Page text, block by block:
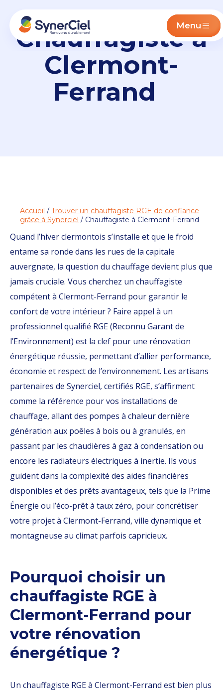
Menu
Chauffagiste à
Clermont-
Ferrand
Accueil / Trouver un chauffagiste RGE de confiance
grâce à Synerciel / Chauffagiste à Clermont-Ferrand
Quand l’hiver clermontois s’installe et que le froid
entame sa ronde dans les rues de la capitale
auvergnate, la question du chauffage devient plus que
jamais cruciale. Vous cherchez un chauffagiste
compétent à Clermont-Ferrand pour garantir le
confort de votre intérieur ? Faire appel à un
professionnel qualifié RGE (Reconnu Garant de
l’Environnement) est la clef pour une rénovation
énergétique réussie, permettant d’allier performance,
économie et respect de l’environnement. Les artisans
partenaires de Synerciel, certifiés RGE, s’affirment
comme la référence pour vos installations de
chauffage, allant des pompes à chaleur dernière
génération aux poêles à bois ou à granulés, en
passant par les chaudières à gaz à condensation ou
encore les radiateurs électriques à inertie. Ils vous
guident dans la complexité des aides financières
disponibles et des prêts avantageux, tels que la Prime
Énergie ou l’éco-prêt à taux zéro, pour concrétiser
votre projet à Clermont-Ferrand, ville dynamique et
montagneuse au climat parfois capricieux.
Pourquoi choisir un
chauffagiste RGE à
Clermont-Ferrand pour
votre rénovation
énergétique ?
Un chauffagiste RGE à Clermont-Ferrand est bien plus